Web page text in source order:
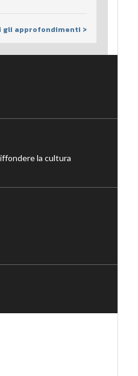
approfondimenti >
la cultura